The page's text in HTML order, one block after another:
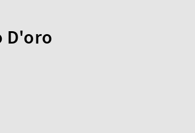
D'oro